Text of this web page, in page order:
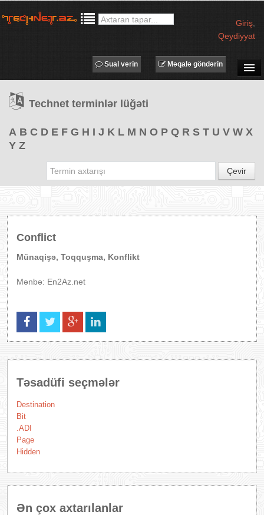
Giriş
Qeydiyyat
TƏDBİRLƏR
PROQRAMLAR
Məqalə göndərin
Sual verin
Technet terminlər lüğəti
A B C D E F G H I J K L M N O P Q R S T U V W X
Y Z
Çevir
Conflict
Münaqişə, Toqquşma, Konflikt
Mənbə: En2Az.net
Təsadüfi seçmələr
Destination
Bit
.ADI
Page
Hidden
Ən çox axtarılanlar